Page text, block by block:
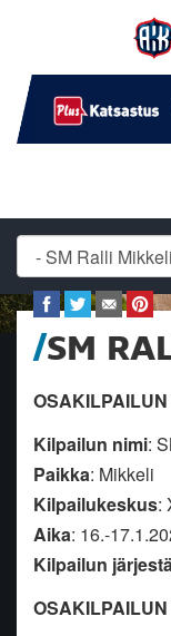
SM
Kilpailun nimi:
Paikka: Mikkeli
Kilpailukeskus:
Aika: 16.-
Kilpailun